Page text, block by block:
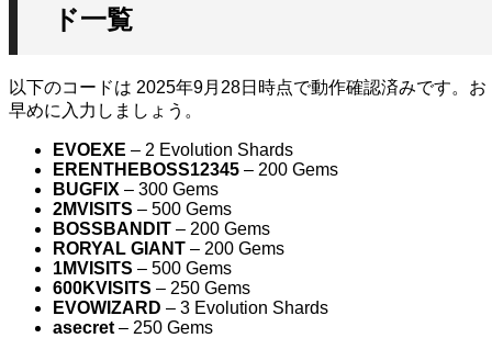
ド一覧
以下のコードは 2025年9月28日時点で動作確認済みです。お
早めに入力しましょう。
EVOEXE – 2 Evolution Shards
ERENTHEBOSS12345 – 200 Gems
BUGFIX – 300 Gems
2MVISITS – 500 Gems
BOSSBANDIT – 200 Gems
RORYAL GIANT – 200 Gems
1MVISITS – 500 Gems
600KVISITS – 250 Gems
EVOWIZARD – 3 Evolution Shards
asecret – 250 Gems